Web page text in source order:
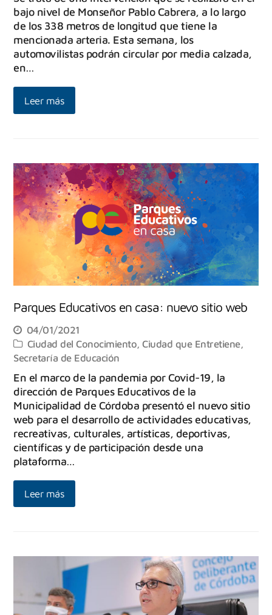
bajo nivel de Monseñor Pablo Cabrera, a lo largo
de los 338 metros de longitud que tiene la
mencionada arteria. Esta semana, los
automovilistas podrán circular por media calzada,
en…
Leer más
Parques Educativos en casa: nuevo sitio web
04/01/2021
Ciudad del Conocimiento ,Ciudad que Entretiene,
Secretaría de Educación
En el marco de la pandemia por Covid-19, la
dirección de Parques Educativos de la
Municipalidad de Córdoba presentó el nuevo sitio
web para el desarrollo de actividades educativas,
recreativas, culturales, artísticas, deportivas,
científicas y de participación desde una
plataforma…
Leer más